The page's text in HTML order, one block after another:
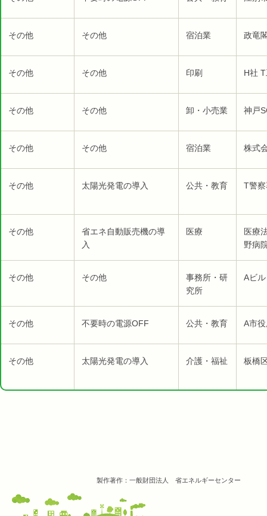
その他 その他 宿泊業 政竜
その他 その他 印刷 H社
その他 その他 卸・小売業 神戸
その他 その他 宿泊業 株式
その他 太陽光発電の導入 公共・教育 T警
その他
省エネ自動販売機の導
入
医療
医療
野病
その他 その他
事務所・研
究所
Aビ
その他 不要時の電源OFF 公共・教育 A市
その他 太陽光発電の導入 介護・福祉 板橋
製作著作：一般財団法人 省エネルギーセンター